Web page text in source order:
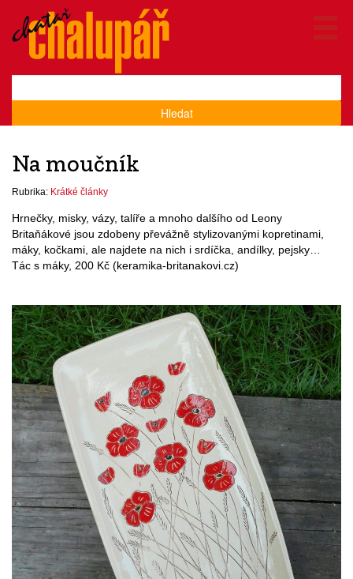
Hledat
Na moučník
Rubrika: Krátké články
Hrnečky, misky, vázy, talíře a mnoho dalšího od Leony
Britaňákové jsou zdobeny převážně stylizovanými kopretinami,
máky, kočkami, ale najdete na nich i srdíčka, andílky, pejsky…
Tác s máky, 200 Kč (keramika-britanakovi.cz)